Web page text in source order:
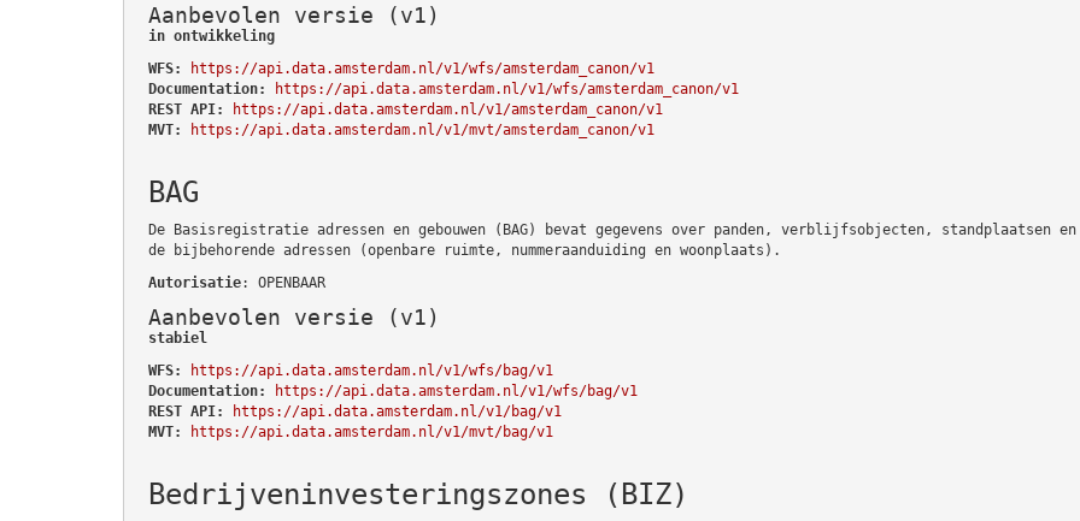
Aanbevolen versie (v1)
in ontwikkeling
WFS:
https://api.data.amsterdam.nl/v1/wfs/amsterdam_canon/v1
Documentation:
https://api.data.amsterdam.nl/v1/wfs/amsterdam_canon/v1
REST API:
https://api.data.amsterdam.nl/v1/amsterdam_canon/v1
MVT:
https://api.data.amsterdam.nl/v1/mvt/amsterdam_canon/v1
BAG
De Basisregistratie adressen en gebouwen (BAG) bevat gegevens over panden, verblijfsobjecten, standplaatsen
de bijbehorende adressen (openbare ruimte, nummeraanduiding en woonplaats).
Autorisatie: OPENBAAR
Aanbevolen versie (v1)
stabiel
WFS:
https://api.data.amsterdam.nl/v1/wfs/bag/v1
Documentation:
https://api.data.amsterdam.nl/v1/wfs/bag/v1
REST API:
https://api.data.amsterdam.nl/v1/bag/v1
MVT:
https://api.data.amsterdam.nl/v1/mvt/bag/v1
Bedrijveninvesteringszones (BIZ)